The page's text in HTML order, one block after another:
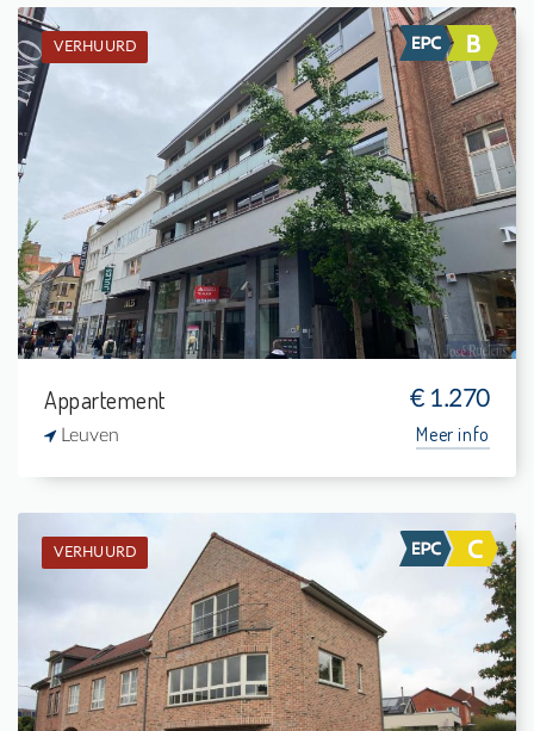
VERHUURD
Verhuurd: Appartement
2
20 m²
1
120 m²
Appartement € 1.270
Leuven Meer info
VERHUURD
Verhuurd: Appartement
2
-